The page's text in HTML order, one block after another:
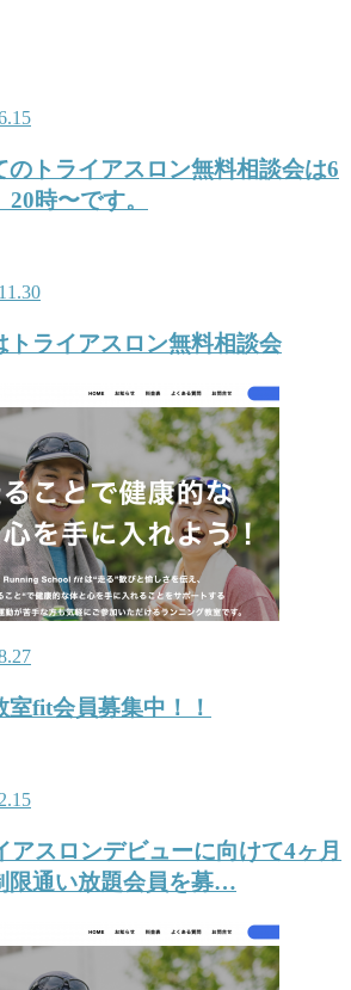
のトライアスロン無料相談会は6
時〜です。
トライアスロン無料相談会
室fit会員募集中！！
アスロンデビューに向けて4ヶ月
限通い放題会員を募…